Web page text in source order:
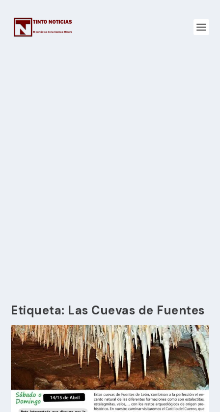
Etiqueta: Las Cuevas de Fuentes